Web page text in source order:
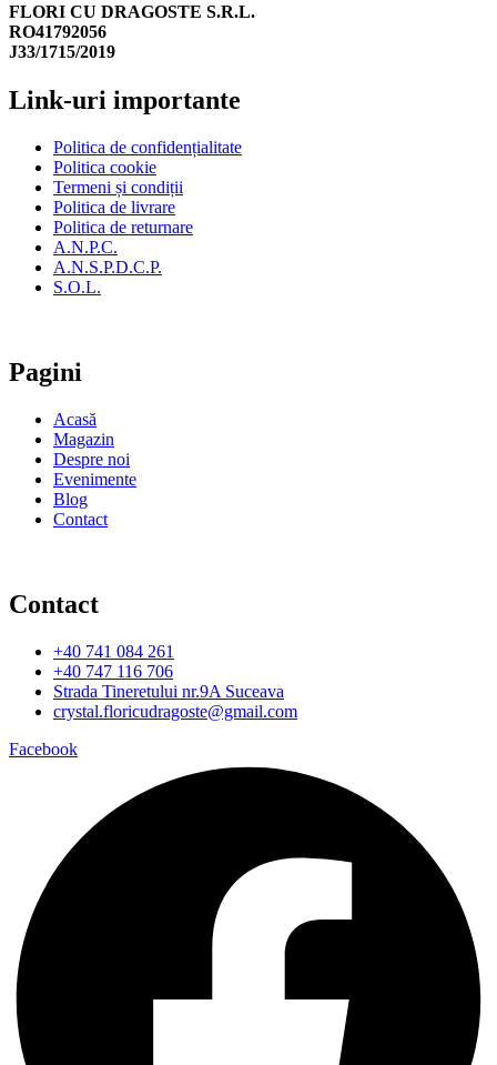
FLORI CU DRAGOSTE S.R.L.
RO41792056
J33/1715/2019
Link-uri importante
Politica de confidențialitate
Politica cookie
Termeni și condiții
Politica de livrare
Politica de returnare
A.N.P.C.
A.N.S.P.D.C.P.
S.O.L.
Pagini
Acasă
Magazin
Despre noi
Evenimente
Blog
Contact
Contact
+40 741 084 261
+40 747 116 706
Strada Tineretului nr.9A Suceava
crystal.floricudragoste@gmail.com
Facebook